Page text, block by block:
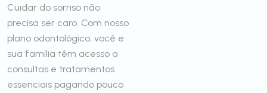
Cuidar do sorriso não
precisa ser caro. Com nosso
plano odontológico, você e
sua família têm acesso a
consultas e tratamentos
essenciais pagando pouco